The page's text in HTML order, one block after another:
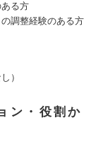
ある方
調整経験のある方
）
ン・役割か